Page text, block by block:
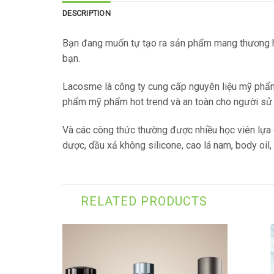
DESCRIPTION
Bạn đang muốn tự tạo ra sản phẩm mang
bạn.
Lacosme là công ty cung cấp nguyên liệu mỹ
phẩm mỹ phẩm hot trend và an toàn cho người
Và các công thức thường được nhiều học viên
dược, dầu xả không silicone, cao lá nam, body
RELATED PRODUCTS